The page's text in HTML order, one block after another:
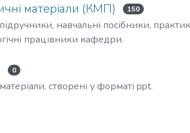
матеріали (КМП) 150
навчальні посібники,
працівники кафедри.
0
створені у форматі ppt.